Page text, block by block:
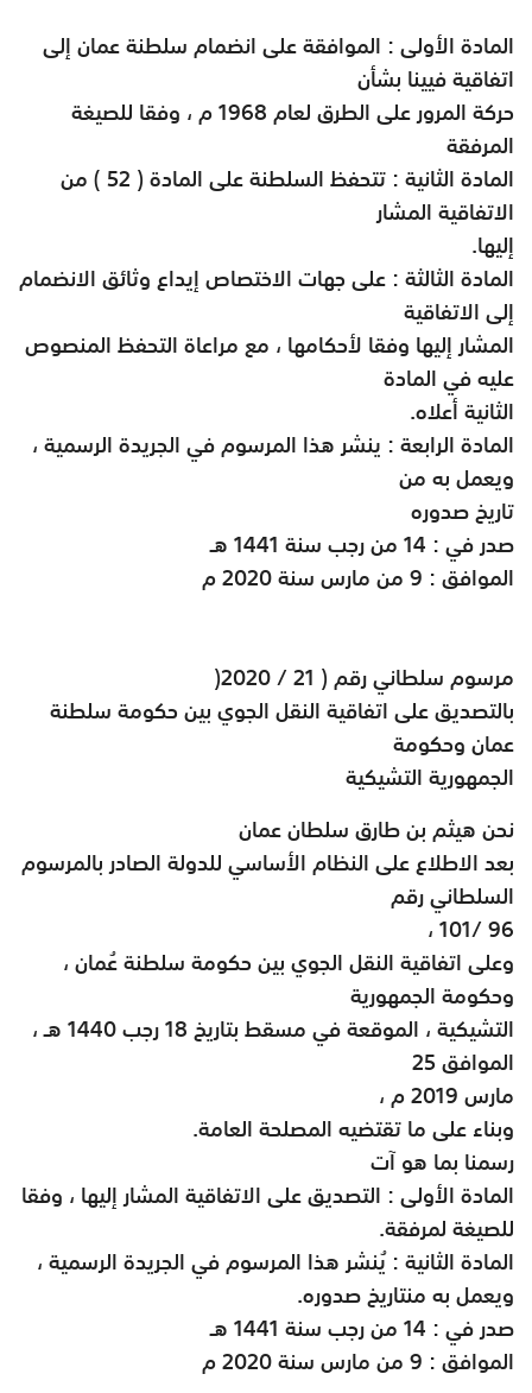
المادة الأولى : الموافقة على انضمام سلطنة عمان إلى
اتفاقية فيينا بشأن
حركة المرور على الطرق لعام 1968 م ، وفقا للصيغة
المرفقة
المادة الثانية : تتحفظ السلطنة على المادة ( 52 ) من
الاتفاقية المشار
إليها.
المادة الثالثة : على جهات الاختصاص إيداع وثائق الانضمام
إلى الاتفاقية
المشار إليها وفقا لأحكامها ، مع مراعاة التحفظ المنصوص
عليه في المادة
الثانية أعلاه.
المادة الرابعة : ينشر هذا المرسوم في الجريدة الرسمية ،
ويعمل به من
تاريخ صدوره
صدر في : 14 من رجب سنة 1441 هـ
الموافق : 9 من مارس سنة 2020 م
مرسوم سلطاني رقم ( 21 / 2020
)
بالتصديق على اتفاقية النقل الجوي بين حكومة سلطنة
عمان وحكومة
الجمهورية التشيكية
نحن هيثم بن طارق سلطان عمان
بعد الاطلاع على النظام الأساسي للدولة الصادر بالمرسوم
السلطاني رقم
101/ 96،
وعلى اتفاقية النقل الجوي بين حكومة سلطنة عُمان ،
وحكومة الجمهورية
التشيكية ، الموقعة في مسقط بتاريخ 18 رجب 1440 هـ ،
الموافق 25
مارس 2019 م ،
وبناء على ما تقتضيه المصلحة العامة.
رسمنا بما هو آت
المادة الأولى : التصديق على الاتفاقية المشار إليها ، وفقا
للصيغة لمرفقة.
المادة الثانية : يُنشر هذا المرسوم في الجريدة الرسمية ،
ويعمل به منتاريخ صدوره.
صدر في : 14 من رجب سنة 1441 هـ
الموافق : 9 من مارس سنة 2020 م